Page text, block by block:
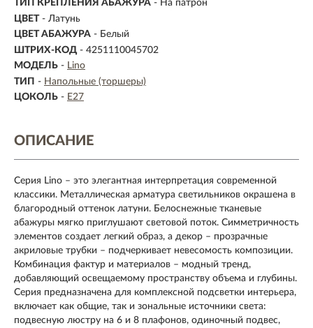
ТИП КРЕПЛЕНИЯ АБАЖУРА - На патрон
ЦВЕТ - Латунь
ЦВЕТ АБАЖУРА - Белый
ШТРИХ-КОД - 4251110045702
МОДЕЛЬ - Lino
ТИП - Напольные (торшеры)
ЦОКОЛЬ - E27
ОПИСАНИЕ
Серия Lino – это элегантная интерпретация современной
классики. Металлическая арматура светильников окрашена в
благородный оттенок латуни. Белоснежные тканевые
абажуры мягко приглушают световой поток. Симметричность
элементов создает легкий образ, а декор – прозрачные
акриловые трубки – подчеркивает невесомость композиции.
Комбинация фактур и материалов – модный тренд,
добавляющий освещаемому пространству объема и глубины.
Серия предназначена для комплексной подсветки интерьера,
включает как общие, так и зональные источники света:
подвесную люстру на 6 и 8 плафонов, одиночный подвес,